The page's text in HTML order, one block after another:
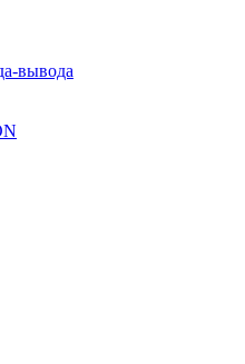
вывода